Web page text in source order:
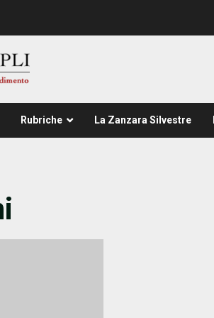
Rubriche La Zanzara Silvestre